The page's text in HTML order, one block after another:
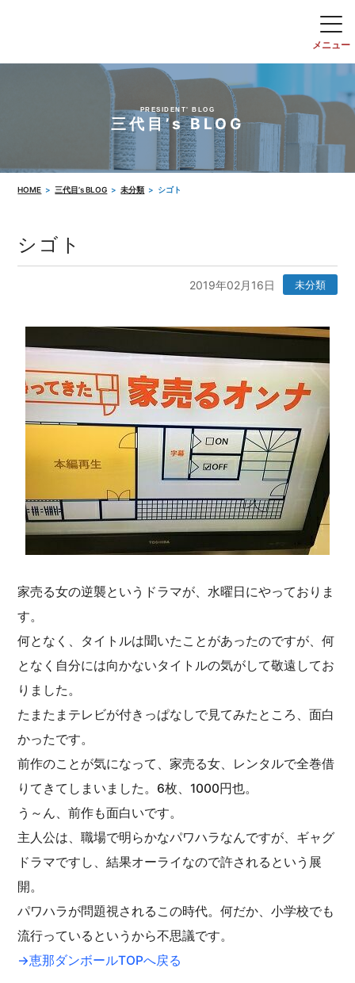
PRESIDENT' BLOG
三代目’s BLOG
HOME 三代目’s BLOG 未分類 シゴト
シゴト
2019年02月16日 未分類
家売る女の逆襲というドラマが、水曜日にやっておりま
す。
何となく、タイトルは聞いたことがあったのですが、何
となく自分には向かないタイトルの気がして敬遠してお
りました。
たまたまテレビが付きっぱなしで見てみたところ、面白
かったです。
前作のことが気になって、家売る女、レンタルで全巻借
りてきてしまいました。6枚、1000円也。
う～ん、前作も面白いです。
主人公は、職場で明らかなパワハラなんですが、ギャグ
ドラマですし、結果オーライなので許されるという展
開。
パワハラが問題視されるこの時代。何だか、小学校でも
流行っているというから不思議です。
→恵那ダンボールTOPへ戻る